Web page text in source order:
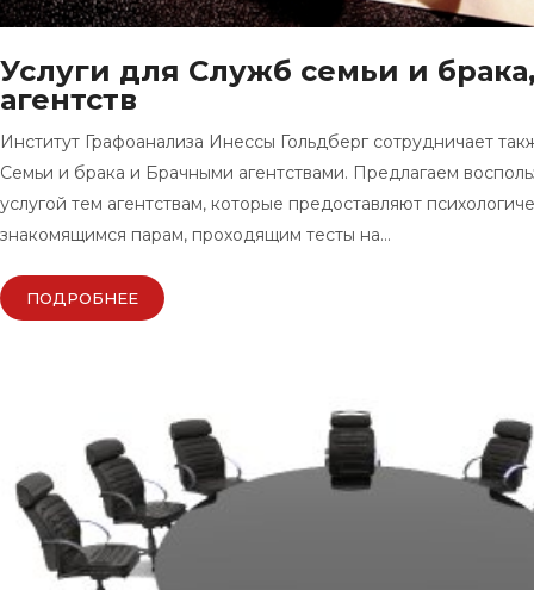
Услуги для Служб cемьи и
агентств
Институт Графоанализа Инессы Гольдберг сотрудничает
Семьи и брака и Брачными агентствами. Предлагаем
услугой тем агентствам, которые предоставляют
знакомящимся парам, проходящим тесты на…
ПОДРОБНЕЕ